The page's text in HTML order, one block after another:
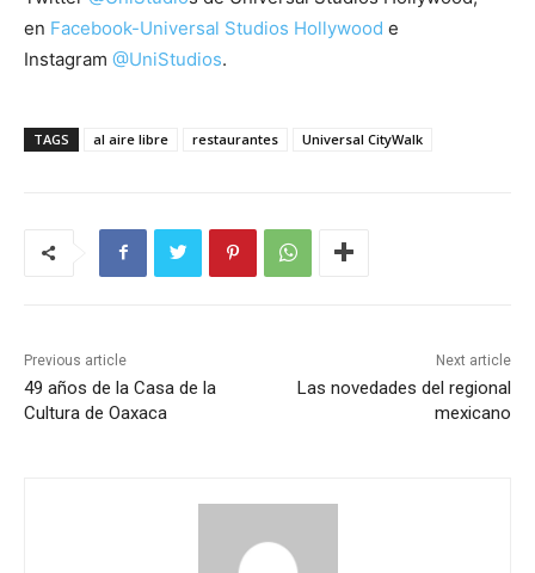
en Facebook-Universal Studios Hollywood e
Instagram @UniStudios.
TAGS al aire libre restaurantes Universal CityWalk
Previous article
49 años de la Casa de la
Cultura de Oaxaca
Next article
Las novedades del regional
mexicano